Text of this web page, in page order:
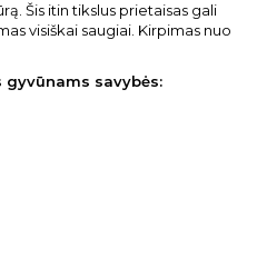
Šis itin tikslus prietaisas gali
visiškai saugiai. Kirpimas nuo
gyvūnams savybės: